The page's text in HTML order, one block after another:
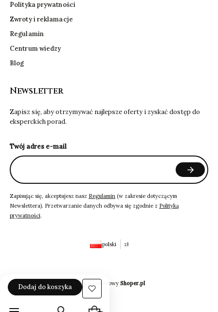
Polityka prywatności
Zwroty i reklamacje
Regulamin
Centrum wiedzy
Blog
Newsletter
Zapisz się, aby otrzymywać najlepsze oferty i zyskać dostęp do
eksperckich porad.
Twój adres e-mail
Zapisując się, akceptujesz nasz Regulamin (w zakresie dotyczącym
Newslettera). Przetwarzanie danych odbywa się zgodnie z Polityką
prywatności.
polski zł
Sklep internetowy Shoper.pl
Dodaj do koszyka
Produkty w koszyku: 0. Zobacz